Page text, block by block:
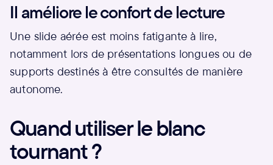
Il améliore le confort de lecture
Une slide aérée est moins fatigante à lire,
notamment lors de présentations longues ou de
supports destinés à être consultés de manière
autonome.
Quand utiliser le blanc
tournant ?